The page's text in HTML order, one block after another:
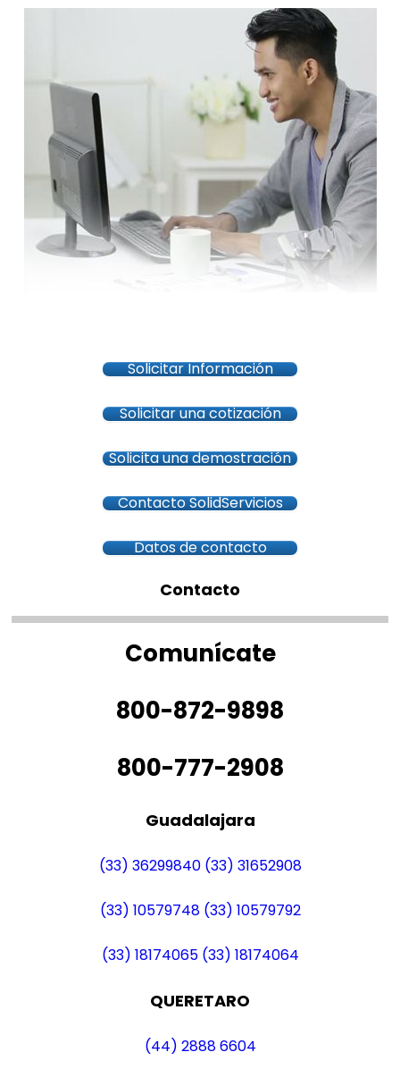
Solicitar Información
Solicitar una cotización
Solicita una demostración
Contacto SolidServicios
Datos de contacto
Contacto
Comunícate
800-872-9898
800-777-2908
Guadalajara
(33) 36299840 (33) 31652908
(33) 10579748 (33) 10579792
(33) 18174065 (33) 18174064
QUERETARO
(44) 2888 6604